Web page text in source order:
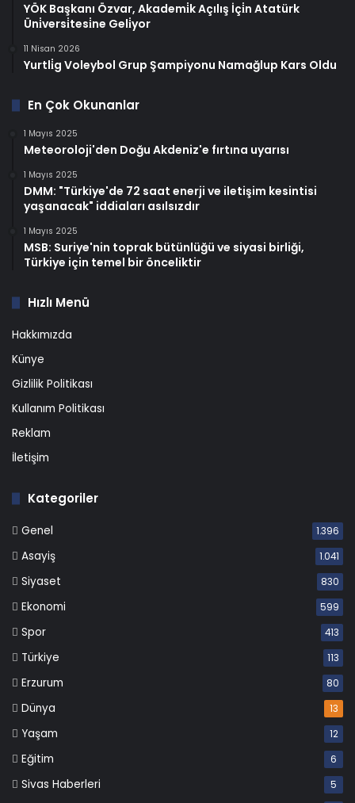
YÖK Başkanı Özvar, Akademi̇k Açılış İçi̇n Atatürk
Üni̇versi̇tesi̇ne Geli̇yor
11 Nisan 2026
Yurtli̇g Voleybol Grup Şampiyonu Namağlup Kars Oldu
En Çok Okunanlar
1 Mayıs 2025
Meteoroloji'den Doğu Akdeniz'e fırtına uyarısı
1 Mayıs 2025
DMM: "Türkiye'de 72 saat enerji ve iletişim kesintisi
yaşanacak" iddiaları asılsızdır
1 Mayıs 2025
MSB: Suriye'nin toprak bütünlüğü ve siyasi birliği,
Türkiye için temel bir önceliktir
Hızlı Menü
Hakkımızda
Künye
Gizlilik Politikası
Kullanım Politikası
Reklam
İletişim
Kategoriler
Genel 1.396
Asayiş 1.041
Siyaset 830
Ekonomi 599
Spor 413
Türkiye 113
Erzurum 80
Dünya 13
Yaşam 12
Eğitim 6
Sivas Haberleri 5